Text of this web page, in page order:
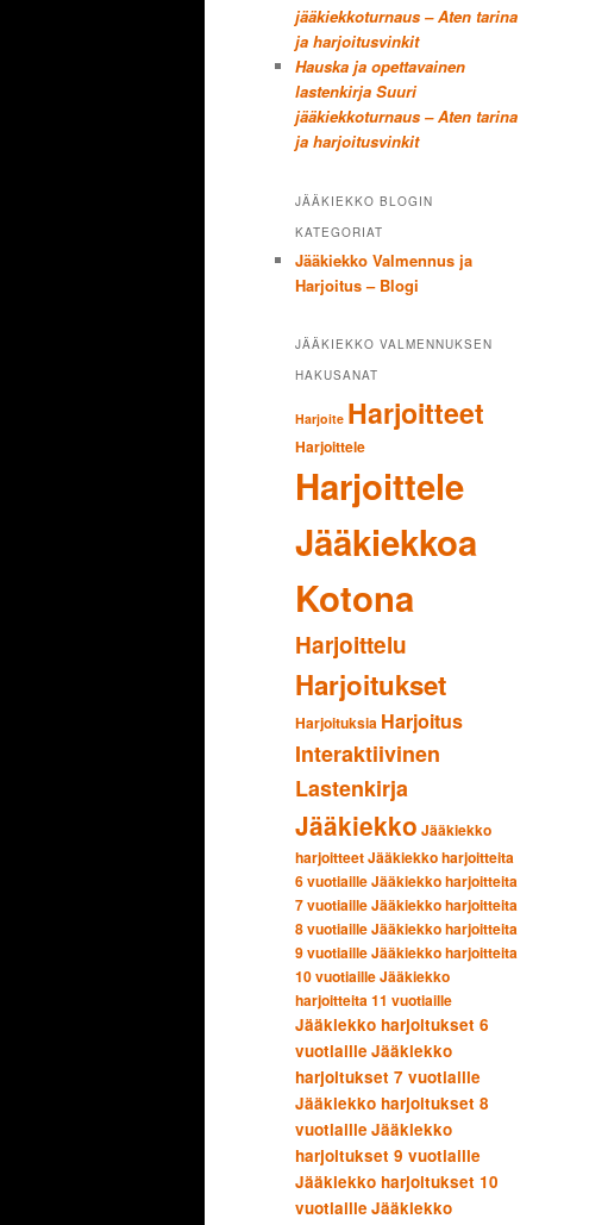
jääkiekkoturnaus – Aten tarina
ja harjoitusvinkit
Hauska ja opettavainen
lastenkirja Suuri
jääkiekkoturnaus – Aten tarina
ja harjoitusvinkit
JÄÄKIEKKO BLOGIN
KATEGORIAT
Jääkiekko Valmennus ja
Harjoitus – Blogi
JÄÄKIEKKO VALMENNUKSEN
HAKUSANAT
Harjoite Harjoitteet
Harjoittele
Harjoittele
Jääkiekkoa
Kotona
Harjoittelu
Harjoitukset
Harjoituksia Harjoitus
Interaktiivinen
Lastenkirja
Jääkiekko Jääkiekko
harjoitteetJääkiekko harjoitteita
6 vuotiailleJääkiekko harjoitteita
7 vuotiailleJääkiekko harjoitteita
8 vuotiailleJääkiekko harjoitteita
9 vuotiailleJääkiekko harjoitteita
10 vuotiailleJääkiekko
harjoitteita 11 vuotiaille
Jääkiekko harjoitukset 6
vuotiaille Jääkiekko
harjoitukset 7 vuotiaille
Jääkiekko harjoitukset 8
vuotiaille Jääkiekko
harjoitukset 9 vuotiaille
Jääkiekko harjoitukset 10
vuotiaille Jääkiekko